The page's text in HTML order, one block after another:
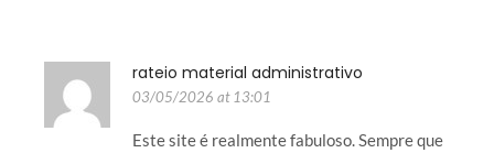
rateio material administrativo
03/05/2026 at 13:01
Este site é realmente fabuloso. Sempre que